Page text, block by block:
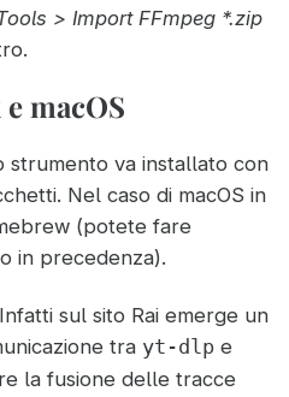
> Import FFmpeg *.zip
macOS
strumento va installato con
Nel caso di macOS in
(potete fare
in precedenza).
sul sito Rai emerge un
tra yt-dlp e
la fusione delle tracce